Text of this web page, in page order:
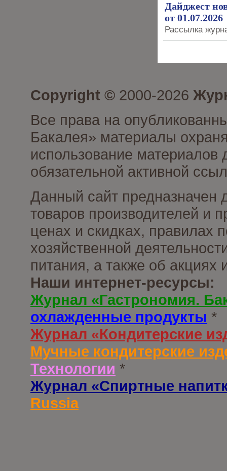
Дайджест
от 01.07.2026
Рассылка
Copyright © 2000-2026
Все права на
Бакалея» материалы
использование материалов
обязательной активной
Данный сайт предназначен
товаров производителей и
ценах и скидках, правилах
хозяйственной
питания, а также об
Наши интернет-ресурсы:
Журнал «Гастрономия.
охлажденные продукты *
Журнал «Кондитерские
Мучные кондитерские
Технологии *
Журнал «Спиртные
Russia